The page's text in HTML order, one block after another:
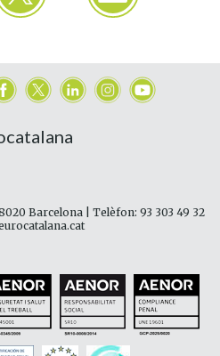
Barcelona | Telèfon: 93 303 49 32